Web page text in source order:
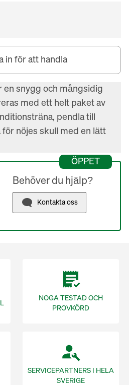
in för att handla
en snygg och mångsidig
med ett helt paket av
pendla till
nöjes skull med en lätt
Behöver du hjälp?
Kontakta oss
ÖPPET
NOGA TESTAD OCH
PROVKÖRD
SERVICEPARTNERS I HELA
SVERIGE